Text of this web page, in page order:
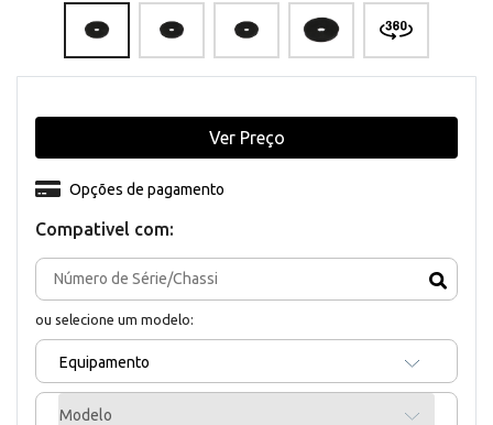
Compativel com:
ou selecione um modelo:
Equipamento
Modelo
Opções de pagamento
Ver Preço